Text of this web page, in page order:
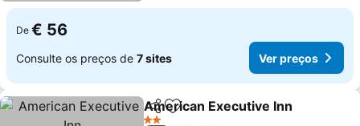
De € 56
Consulte os preços de 7 sites Ver preços
PartilharAdicionar aos favoritos
American Executive Inn